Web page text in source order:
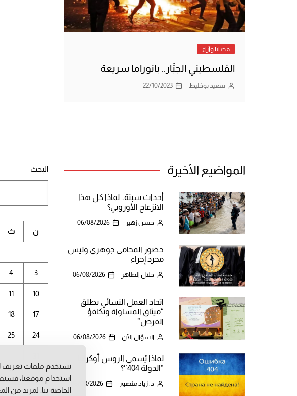
قضايا وآراء
الفلسطيني الجبَّار.. بانوراما سريعة
سعيد بوخليط 22/10/2023
المواضيع الأخيرة
أحداث سبتة.. لماذا كل هذا
الانزعاج الأوروبي؟
حسن زهير 06/08/2026
حضور المحامي جوهري وليس
مجرد إجراء
جلال الطاهر 06/08/2026
اتحاد العمل النسائي يطلق
“ميثاق المساواة وتكافؤ
الفرص”
السؤال الآن 06/08/2026
لماذا يُسمي الروس أوكرانيا
“الدولة 404″؟
د. زياد منصور 06/08/2026
البحث
ن ث
3
4
10
11
17
18
24
25
نستخدم ملفات تعريف
استخدام موقعنا،
الخاصة بنا. لمزيد من